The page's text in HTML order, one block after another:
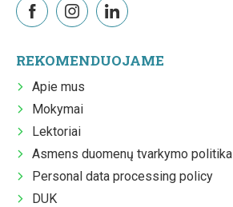
REKOMENDUOJAME
Apie mus
Mokymai
Lektoriai
Asmens duomenų tvarkymo politika
Personal data processing policy
DUK